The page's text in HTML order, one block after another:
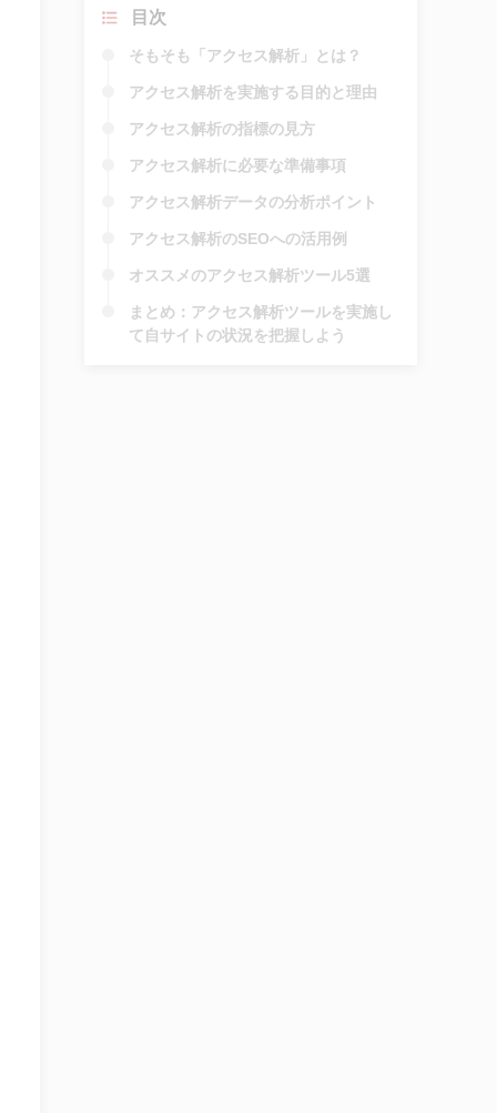
目次
そもそも「アクセス解析」とは？
アクセス解析を実施する目的と理由
アクセス解析の指標の見方
アクセス解析に必要な準備事項
アクセス解析データの分析ポイント
アクセス解析のSEOへの活用例
オススメのアクセス解析ツール5選
まとめ：アクセス解析ツールを実施し
て自サイトの状況を把握しよう